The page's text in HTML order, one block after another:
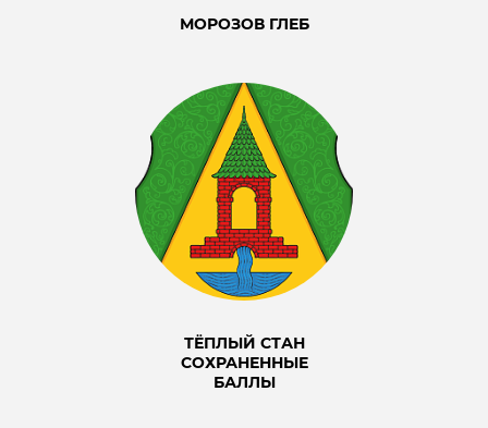
МОРОЗОВ ГЛЕБ
ТЁПЛЫЙ СТАН
СОХРАНЕННЫЕ
БАЛЛЫ